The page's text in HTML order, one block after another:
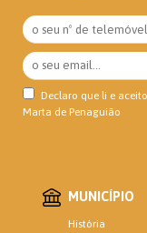
Declaro que li e
Marta de Penaguião
MUNICÍPIO
História